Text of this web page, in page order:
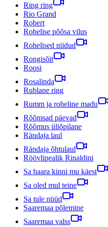
Ring ring
Rio Grand
Robert
Rohelise põõsa vilus
Rohelised niidud
Rongisõit
Roosi
Rosalinda
Rublane ring
Rumm ja roheline madu
Rõõmsad päevad
Rõõmus üliõpilane
Rändaja laul
Rändaja õhtulaul
Röövlipealik Rinaldini
Sa haara kinni mu käest
Sa oled mul teine
Sa tule nüüd
Saaremaa põlemine
Saaremaa valss